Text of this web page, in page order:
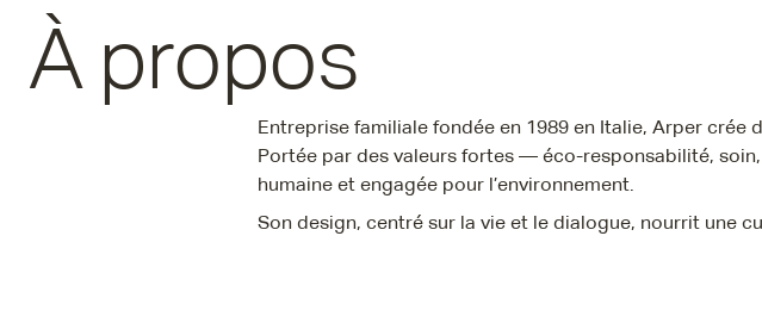
À propos
Entreprise familiale fondée en 1989 en Italie, Arper
Portée par des valeurs fortes — éco-responsabilité,
humaine et engagée pour l’environnement.
Son design, centré sur la vie et le dialogue, nourrit une